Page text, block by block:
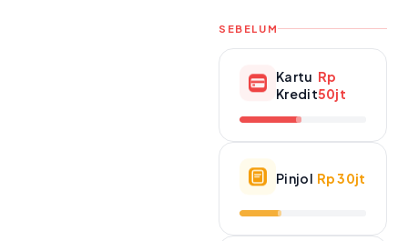
SEBELUM
Kartu
Kredit
Rp
50jt
Pinjol Rp 30jt